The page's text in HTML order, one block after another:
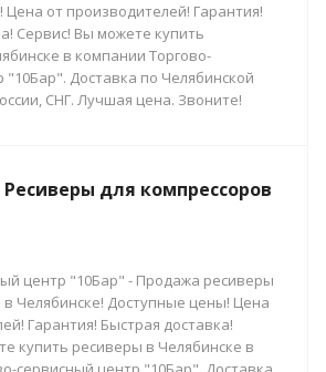
от производителей! Гарантия!
Сервис! Вы можете купить
в компании Торгово-
"10Бар". Доставка по Челябинской
СНГ. Лучшая цена. Звоните!
Ресиверы для компрессоров
центр "10Бар" - Продажа ресиверы
в Челябинске! Доступные цены! Цена
Гарантия! Быстрая доставка!
купить ресиверы в Челябинске в